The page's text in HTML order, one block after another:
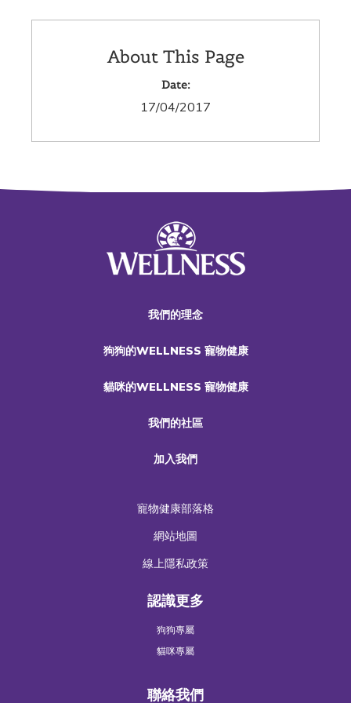
About This Page
Date:
17/04/2017
我們的理念
狗狗的WELLNESS 寵物健康
貓咪的WELLNESS 寵物健康
我們的社區
加入我們
寵物健康部落格
網站地圖
線上隱私政策
認識更多
狗狗專屬
貓咪專屬
聯絡我們